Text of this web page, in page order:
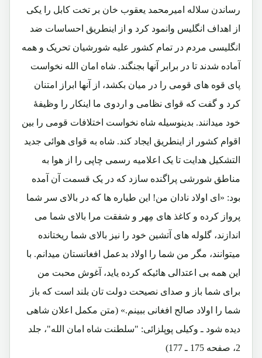
رساندن سلاله امیرمحمد یعقوب خان بر تخت کابل را یکی
از اهداف انگلیس وانمود کرد و از اینطریق احساسات ضد
انگلیسی مردم در تمام کشور علیه شورشیان تحریک و همه
آماده شدند تا در برابر آنها بجنگند. شاه امان الله نخواست
پای قوه های قومی را در میان بکشد، از آنها ابراز امتنان
کرد و گفت که قوای نظامی و اردوی ما اینکار را وظیفۀ
خود میدانند. بدینوسیله شاه نخواست اختلافات قومی را بین
اقوام کشور از اینطریق ایجاد کند. شاه به قوای هوائی جدید
التشکیل هدایت تا یک اعلامیه رسمی چاپی را از هوا به
مناطق شورشی پراگنده سازد که در یک قسمت آن آمده
بود: «ای اولاد نادان من! این طیاره ها که در بالای سر شما
پرواز کرده و کاغذ های مِهر و شفقت مرا بالای شما می
اندازند، گلوله های آتشین خود را نیز بالای شما ریختانده
میتوانند، مگر من شما را اولاد بدعمل افغانستان میدانم. با
این همه بی اعتدالی هائیکه کرده یاید، آغوش محبت من
برای شما باز و صدای نصیحت دولت تان بلند است که باز
شما را اولاد صالح افغانی ببینم.» (متن مکمل اعلان شاهی
دیده شود ـ وکیلی پوپلزائی: "سلطنت شاه امان الله"، جلد
2، صفحه 175 ـ 177)